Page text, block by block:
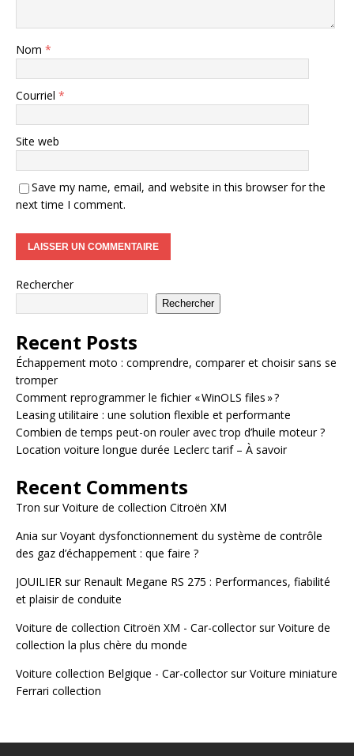
Nom *
Courriel *
Site web
Save my name, email, and website in this browser for the
next time I comment.
Rechercher
Rechercher
Recent Posts
Échappement moto : comprendre, comparer et choisir sans se
tromper
Comment reprogrammer le fichier « WinOLS files » ?
Leasing utilitaire : une solution flexible et performante
Combien de temps peut-on rouler avec trop d’huile moteur ?
Location voiture longue durée Leclerc tarif – À savoir
Recent Comments
Tron surVoiture de collection Citroën XM
Ania surVoyant dysfonctionnement du système de contrôle
des gaz d’échappement : que faire ?
JOUILIER sur Renault Megane RS 275 : Performances, fiabilité
et plaisir de conduite
Voiture de collection Citroën XM - Car-collectorsurVoiture de
collection la plus chère du monde
Voiture collection Belgique - Car-collectorsurVoiture miniature
Ferrari collection